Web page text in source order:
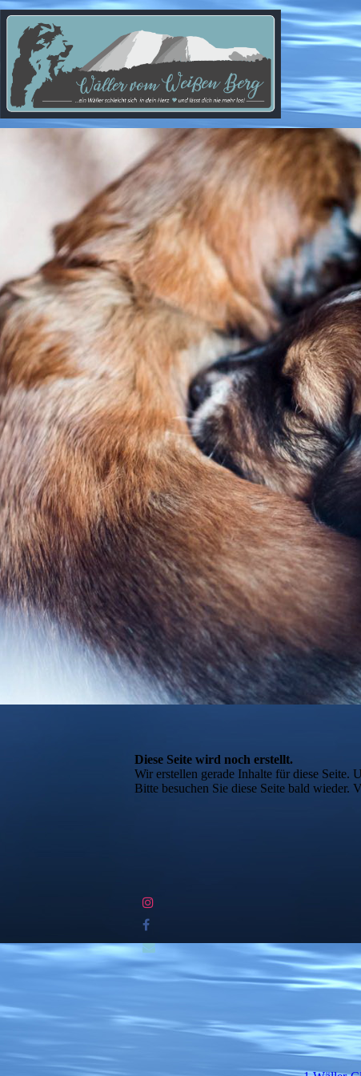
Diese Seite wird noch erstellt.
Wir erstellen gerade Inhalte für diese Seite.
Bitte besuchen Sie diese Seite bald wieder.